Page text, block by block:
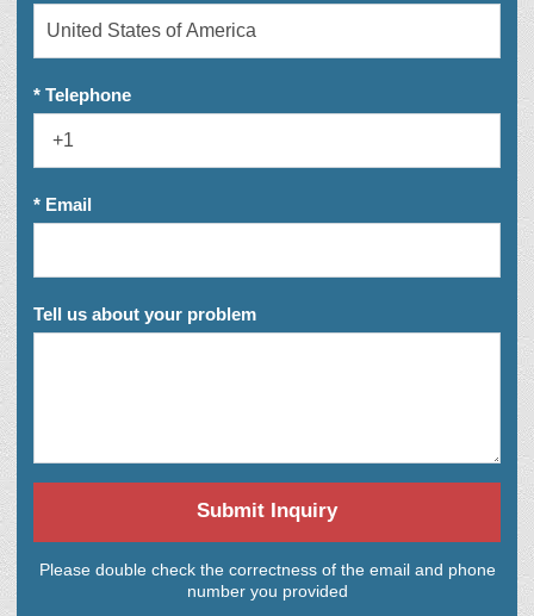
* Telephone
* Email
Tell us about your problem
Submit Inquiry
Please double check the correctness of the email and phone
number you provided